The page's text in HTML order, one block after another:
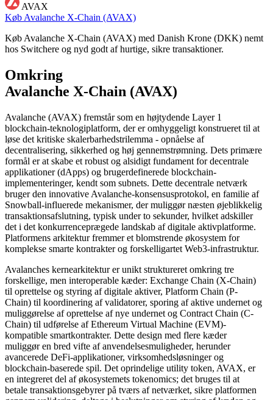
AVAX
Køb Avalanche X-Chain (AVAX)
Køb Avalanche X-Chain (AVAX) med Danish Krone (DKK) nemt
hos Switchere og nyd godt af hurtige, sikre transaktioner.
Omkring
Avalanche X-Chain (AVAX)
Avalanche (AVAX) fremstår som en højtydende Layer 1
blockchain-teknologiplatform, der er omhyggeligt konstrueret til at
løse det kritiske skalerbarhedstrilemma - opnåelse af
decentralisering, sikkerhed og høj gennemstrømning. Dets primære
formål er at skabe et robust og alsidigt fundament for decentrale
applikationer (dApps) og brugerdefinerede blockchain-
implementeringer, kendt som subnets. Dette decentrale netværk
bruger den innovative Avalanche-konsensusprotokol, en familie af
Snowball-influerede mekanismer, der muliggør næsten øjeblikkelig
transaktionsafslutning, typisk under to sekunder, hvilket adskiller
det i det konkurrenceprægede landskab af digitale aktivplatforme.
Platformens arkitektur fremmer et blomstrende økosystem for
komplekse smarte kontrakter og forskelligartet Web3-infrastruktur.
Avalanches kernearkitektur er unikt struktureret omkring tre
forskellige, men interoperable kæder: Exchange Chain (X-Chain)
til oprettelse og styring af digitale aktiver, Platform Chain (P-
Chain) til koordinering af validatorer, sporing af aktive undernet og
muliggørelse af oprettelse af nye undernet og Contract Chain (C-
Chain) til udførelse af Ethereum Virtual Machine (EVM)-
kompatible smartkontrakter. Dette design med flere kæder
muliggør en bred vifte af anvendelsesmuligheder, herunder
avancerede DeFi-applikationer, virksomhedsløsninger og
blockchain-baserede spil. Det oprindelige utility token, AVAX, er
en integreret del af økosystemets tokenomics; det bruges til at
betale transaktionsgebyrer på tværs af netværket, sikre platformen